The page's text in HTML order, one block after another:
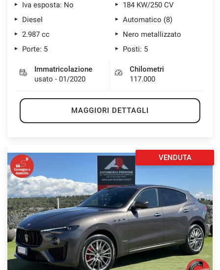
Iva esposta: No
184 KW/250 CV
Diesel
Automatico (8)
2.987 cc
Nero metallizzato
Porte: 5
Posti: 5
Immatricolazione
usato - 01/2020
Chilometri
117.000
MAGGIORI DETTAGLI
VENDUTA